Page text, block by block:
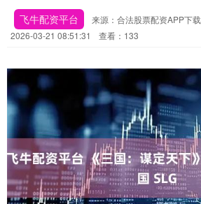
飞牛配资平台 来源：合法股票配资APP下载
2026-03-21 08:51:31
查看：133